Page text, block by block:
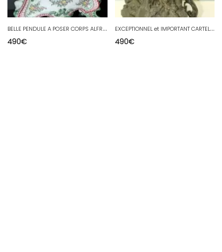
B
ELLE PENDULE A POSER CORPS ALFRED RENOLEAU datée 1901 avec PORTRAITS ENFANTS
490€
E
XCEPTIONNEL et IMPORTANT CARTEL BRONZE XIXe PENDULE GARGOUILLES CHIMERES déco
490€